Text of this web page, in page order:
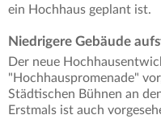
ein Hochhaus geplant ist.
Niedrigere Gebäude
Der neue
"Hochhauspromenade"
Städtischen Bühnen an
Erstmals ist auch